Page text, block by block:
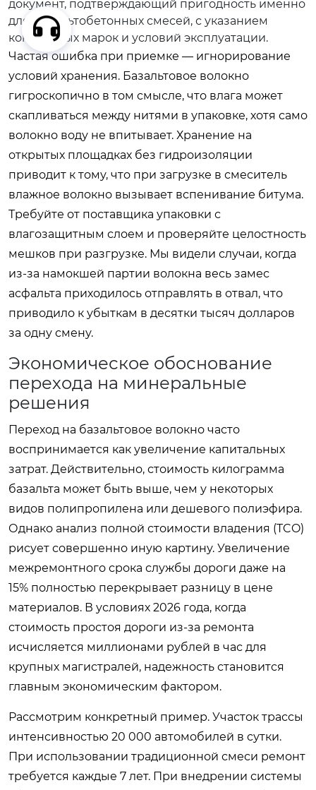
документ, подтверждающий пригодность именно
для асфальтобетонных смесей, с указанием
конкретных марок и условий эксплуатации.
Частая ошибка при приемке — игнорирование
условий хранения. Базальтовое волокно
гигроскопично в том смысле, что влага может
скапливаться между нитями в упаковке, хотя само
волокно воду не впитывает. Хранение на
открытых площадках без гидроизоляции
приводит к тому, что при загрузке в смеситель
влажное волокно вызывает вспенивание битума.
Требуйте от поставщика упаковки с
влагозащитным слоем и проверяйте целостность
мешков при разгрузке. Мы видели случаи, когда
из-за намокшей партии волокна весь замес
асфальта приходилось отправлять в отвал, что
приводило к убыткам в десятки тысяч долларов
за одну смену.
Экономическое обоснование
перехода на минеральные
решения
Переход на базальтовое волокно часто
воспринимается как увеличение капитальных
затрат. Действительно, стоимость килограмма
базальта может быть выше, чем у некоторых
видов полипропилена или дешевого полиэфира.
Однако анализ полной стоимости владения (TCO)
рисует совершенно иную картину. Увеличение
межремонтного срока службы дороги даже на
15% полностью перекрывает разницу в цене
материалов. В условиях 2026 года, когда
стоимость простоя дороги из-за ремонта
исчисляется миллионами рублей в час для
крупных магистралей, надежность становится
главным экономическим фактором.
Рассмотрим конкретный пример. Участок трассы
интенсивностью 20 000 автомобилей в сутки.
При использовании традиционной смеси ремонт
требуется каждые 7 лет. При внедрении системы